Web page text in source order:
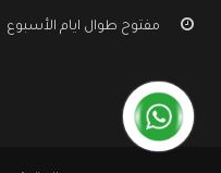
مفتوح طوال ايام الأسبوع